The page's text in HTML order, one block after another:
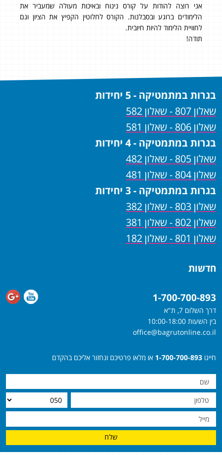
אני רוצה להודות על קורס נינוח ובאיכות מעולה שמעביר את
הלימודים ברוגע ובסבלנות. הקורס לחלוטין הקפיץ את הציון וגם
לחוויית הלימוד להיות חיובית.
תודה!
בגרות במתמטיקה - 5 יחידות
שאלון 807 - שאלון 582
שאלון 806 - שאלון 581
בגרות במתמטיקה - 4 יחידות
שאלון 805 - שאלון 482
שאלון 804 - שאלון 481
בגרות במתמטיקה - 3 יחידות
שאלון 803 - שאלון 382
שאלון 802 - שאלון 381
שאלון 801 - שאלון 182
חדשות
1-700-700-893
דרך השלום 7, ת"א
בין השעות 10:00-18:00
office@bagrutonline.co.il
חייגו 1-700-700-893 או מלאו פרטיכם ונחזור אליכם בהקדם
שלח